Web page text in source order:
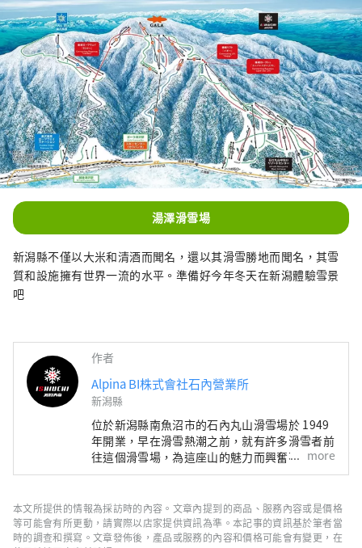
湯澤滑雪場
新潟縣不僅以大米和清酒而聞名，還以其滑雪勝地而聞名，其雪
質和設施擁有世界一流的水平。準備好今年冬天在新潟體驗雪景
吧
作者
Alpina BI株式會社石內營業所
新潟縣
位於新潟縣南魚沼市的石內丸山滑雪場於 1949
年開業，早在滑雪熱潮之前，就有許多滑雪者前
往這個滑雪場，為這座山的魅力而興奮不已。
豐富的天然雪、魚沼平原和越後山脈的壯麗景
才能找到的特殊體驗，一如既往地受到許多雪山
愛好者的喜愛。 近年來，我們在保留傳統的同
時，引進了最先進的組合纜車「Sunrise
more
本文所提供的情報為採訪時的內容。文章內提到的商品、服務內容或是價格
等可能會有所更動，請實際以店家提供資訊為準。本記事的資訊基於筆者當
時的調查和撰寫。文章發佈後，產品或服務的內容和價格可能會有變更，在